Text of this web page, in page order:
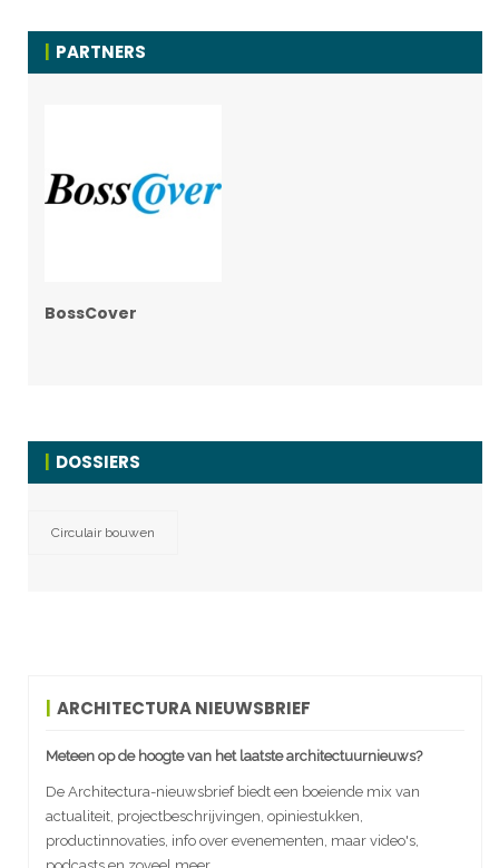
PARTNERS
BossCover
DOSSIERS
Circulair bouwen
ARCHITECTURA NIEUWSBRIEF
Meteen op de hoogte van het laatste architectuurnieuws?
De Architectura-nieuwsbrief biedt een boeiende mix van
actualiteit, projectbeschrijvingen, opiniestukken,
productinnovaties, info over evenementen, maar video's,